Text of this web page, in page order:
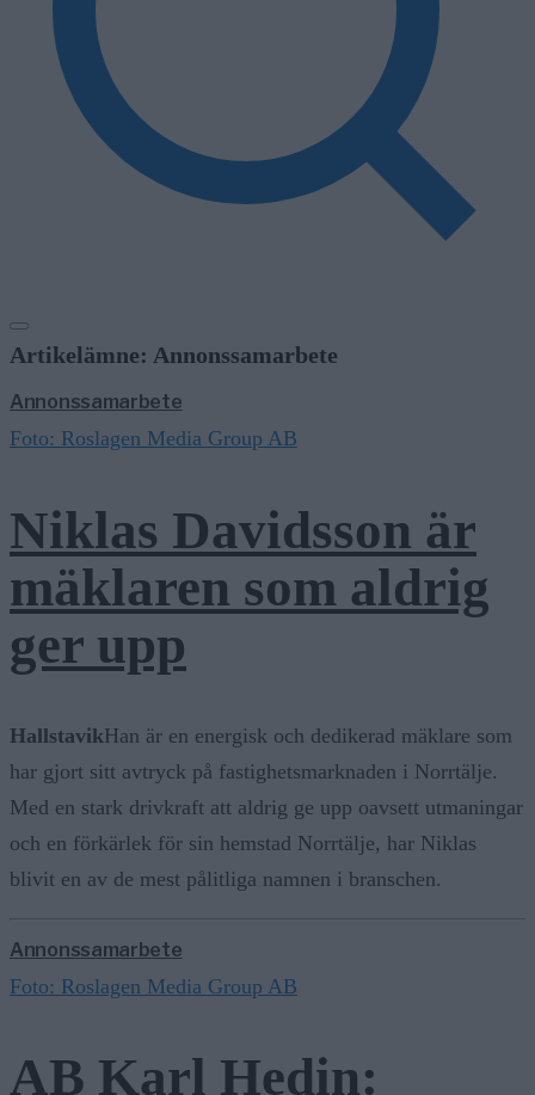
Artikelämne: Annonssamarbete
Annonssamarbete
Foto: Roslagen Media Group AB
Niklas Davidsson är
mäklaren som aldrig
ger upp
HallstavikHan är en energisk och dedikerad mäklare som
har gjort sitt avtryck på fastighetsmarknaden i Norrtälje.
Med en stark drivkraft att aldrig ge upp oavsett utmaningar
och en förkärlek för sin hemstad Norrtälje, har Niklas
blivit en av de mest pålitliga namnen i branschen.
Annonssamarbete
Foto: Roslagen Media Group AB
AB Karl Hedin: